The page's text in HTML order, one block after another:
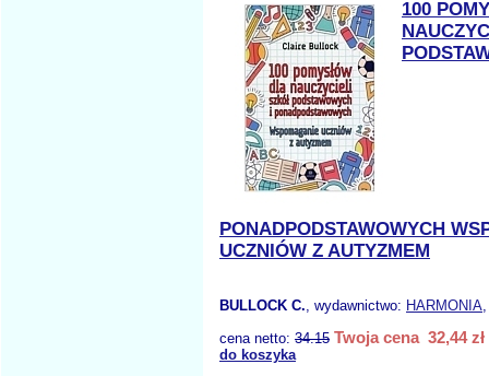
100
PONADPODSTAWOWYCH
UCZNIÓW Z AUTYZMEM
BULLOCK C., wydawnictwo: HARMONIA
cena netto: 34.15 Twoja cena 32,44 zł
do koszyka